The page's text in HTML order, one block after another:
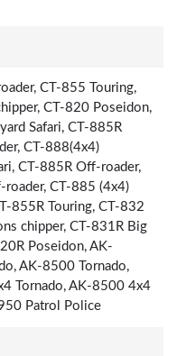
СТ-855 Touring,
СТ-820 Poseidon,
Safari, CT-885R
CT-888(4x4)
CT-885R Off-roader,
CT-885 (4x4)
855R Touring, CT-832
chipper, CT-831R Big
Poseidon, AK-
AK-8500 Tornado,
Tornado, AK-8500 4x4
Patrol Police